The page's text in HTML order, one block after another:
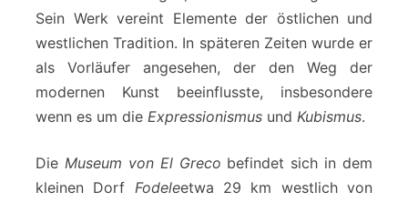
Sein Werk vereint Elemente der östlichen und
westlichen Tradition. In späteren Zeiten wurde er
als Vorläufer angesehen, der den Weg der
modernen Kunst beeinflusste, insbesondere
wenn es um die Expressionismus und Kubismus.
Die Museum von El Greco befindet sich in dem
kleinen Dorf Fodeleetwa 29 km westlich von